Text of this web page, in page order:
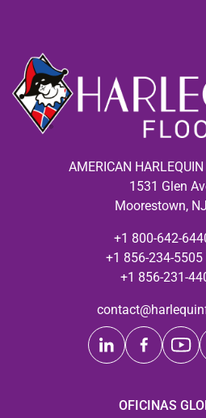
AMERICAN
1531 Glen
Moorestown,
+1 800-642-
+1 856-234-
+1 856-231-
OFICINAS